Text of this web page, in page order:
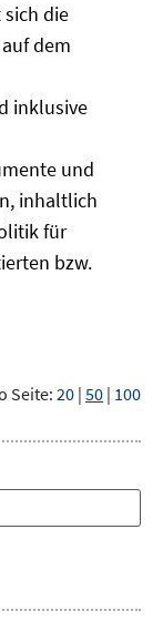
die
dem
inklusive
und
inhaltlich
für
bzw.
Seite:20 | 50 | 100